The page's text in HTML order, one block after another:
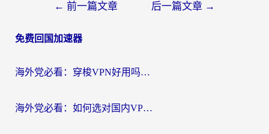
导
← 前一篇文章 后一篇文章 →
免费回国加速器
海外党必看：穿梭VPN好用吗？和云帆VPN对比哪个回国效果更好？附真实测评+避坑指南
海外党必看：如何选对国内VPN，实现无缝访问国内资源？